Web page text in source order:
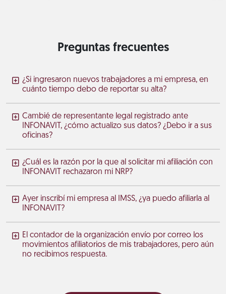
Preguntas frecuentes
¿Si ingresaron nuevos trabajadores a mi empresa, en
cuánto tiempo debo de reportar su alta?
Cambié de representante legal registrado ante
INFONAVIT, ¿cómo actualizo sus datos? ¿Debo ir a sus
oficinas?
¿Cuál es la razón por la que al solicitar mi afiliación con
INFONAVIT rechazaron mi NRP?
Ayer inscribí mi empresa al IMSS, ¿ya puedo afiliarla al
INFONAVIT?
El contador de la organización envío por correo los
movimientos afiliatorios de mis trabajadores, pero aún
no recibimos respuesta.